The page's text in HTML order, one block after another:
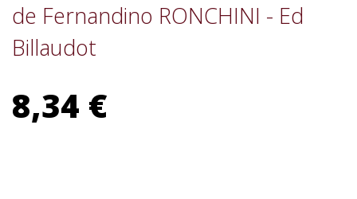
de Fernandino RONCHINI - Ed
Billaudot
8,34 €